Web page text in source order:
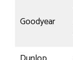
Goodyear